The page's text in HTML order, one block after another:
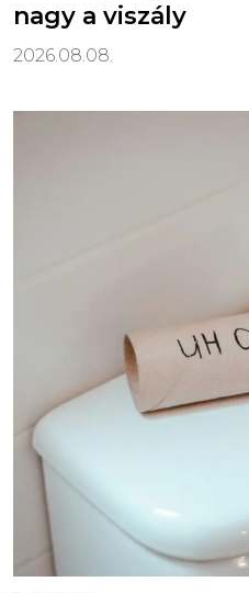
nagy a viszály
2026.08.08.